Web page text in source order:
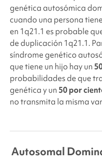
genética autosómica
cuando una persona
en 1q21.1 es probable
de duplicación 1q21.1.
síndrome genético
que tiene un hijo hay un
probabilidades de que
genética y un 50 por
no transmita la misma
Autosomal